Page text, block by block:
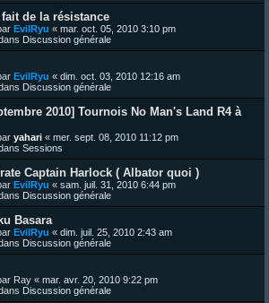
fait de la résistance
EvilRyu « mar. oct. 05, 2010 3:10 pm
Discussion générale
EvilRyu « dim. oct. 03, 2010 12:16 am
Discussion générale
2010] Tournois No Man's Land R4 à
yahari « mer. sept. 08, 2010 11:12 pm
Sessions
Captain Harlock ( Albator quoi )
EvilRyu « sam. juil. 31, 2010 6:44 pm
Discussion générale
Basara
EvilRyu « dim. juil. 25, 2010 2:43 am
Discussion générale
Ray « mar. avr. 20, 2010 9:22 pm
Discussion générale